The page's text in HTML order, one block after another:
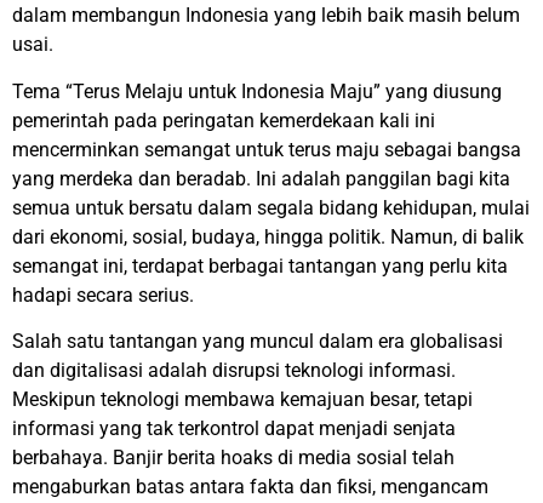
dalam membangun Indonesia yang lebih baik masih belum
usai.
Tema “Terus Melaju untuk Indonesia Maju” yang diusung
pemerintah pada peringatan kemerdekaan kali ini
mencerminkan semangat untuk terus maju sebagai bangsa
yang merdeka dan beradab. Ini adalah panggilan bagi kita
semua untuk bersatu dalam segala bidang kehidupan, mulai
dari ekonomi, sosial, budaya, hingga politik. Namun, di balik
semangat ini, terdapat berbagai tantangan yang perlu kita
hadapi secara serius.
Salah satu tantangan yang muncul dalam era globalisasi
dan digitalisasi adalah disrupsi teknologi informasi.
Meskipun teknologi membawa kemajuan besar, tetapi
informasi yang tak terkontrol dapat menjadi senjata
berbahaya. Banjir berita hoaks di media sosial telah
mengaburkan batas antara fakta dan fiksi, mengancam